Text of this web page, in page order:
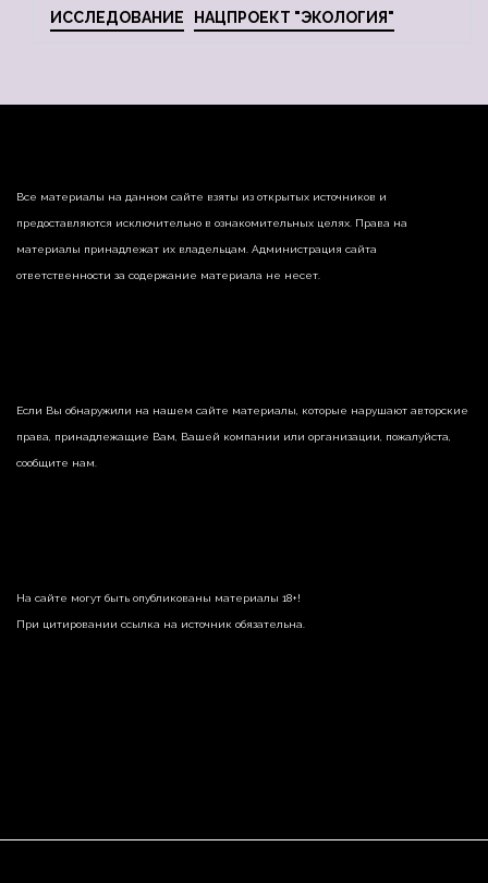
ИССЛЕДОВАНИЕ НАЦПРОЕКТ "ЭКОЛОГИЯ"
Все материалы на данном сайте взяты из открытых источников и
предоставляются исключительно в ознакомительных целях. Права на
материалы принадлежат их владельцам. Администрация сайта
ответственности за содержание материала не несет.
Если Вы обнаружили на нашем сайте материалы, которые нарушают авторские
права, принадлежащие Вам, Вашей компании или организации, пожалуйста,
сообщите нам.
На сайте могут быть опубликованы материалы 18+!
При цитировании ссылка на источник обязательна.